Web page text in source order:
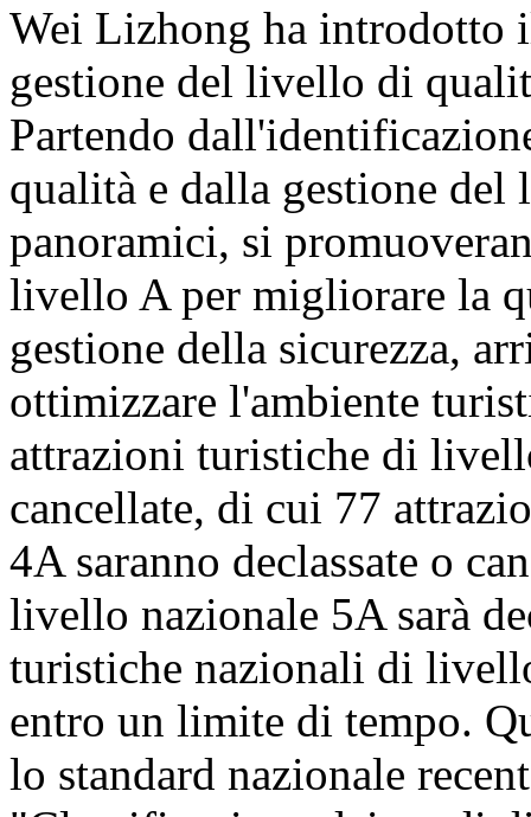
Wei Lizhong ha introdotto
gestione del livello di
Partendo
qualità e dalla gestione
panoramici, si
livello A per migliorare la
gestione della sicurezza,
ottimizzare l'ambiente
attrazioni turistiche di
cancellate, di cui 77
4A saranno declassate o
livello nazionale 5A sarà
turistiche nazionali di
entro un limite di tempo.
lo standard nazionale